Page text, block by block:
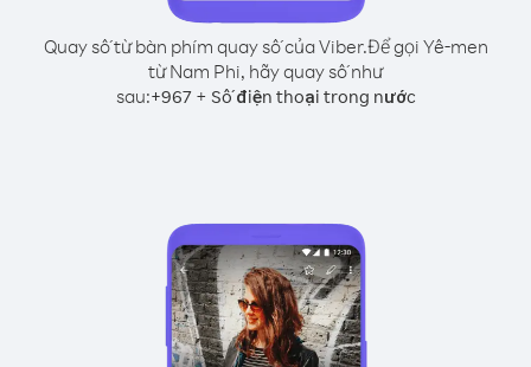
Quay số từ bàn phím quay số của Viber.Để gọi Yê-men
từ Nam Phi, hãy quay số như
sau:+967+ Số điện thoại trong nước